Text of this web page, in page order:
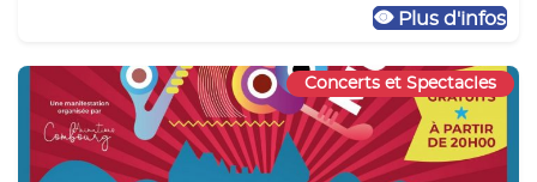
Plus d'infos
Concerts et Spectacles